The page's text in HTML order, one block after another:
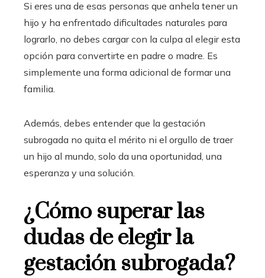
Si eres una de esas personas que anhela tener un
hijo y ha enfrentado dificultades naturales para
lograrlo, no debes cargar con la culpa al elegir esta
opción para convertirte en padre o madre. Es
simplemente una forma adicional de formar una
familia.
Además, debes entender que la gestación
subrogada no quita el mérito ni el orgullo de traer
un hijo al mundo, solo da una oportunidad, una
esperanza y una solución.
¿Cómo superar las
dudas de elegir la
gestación subrogada?